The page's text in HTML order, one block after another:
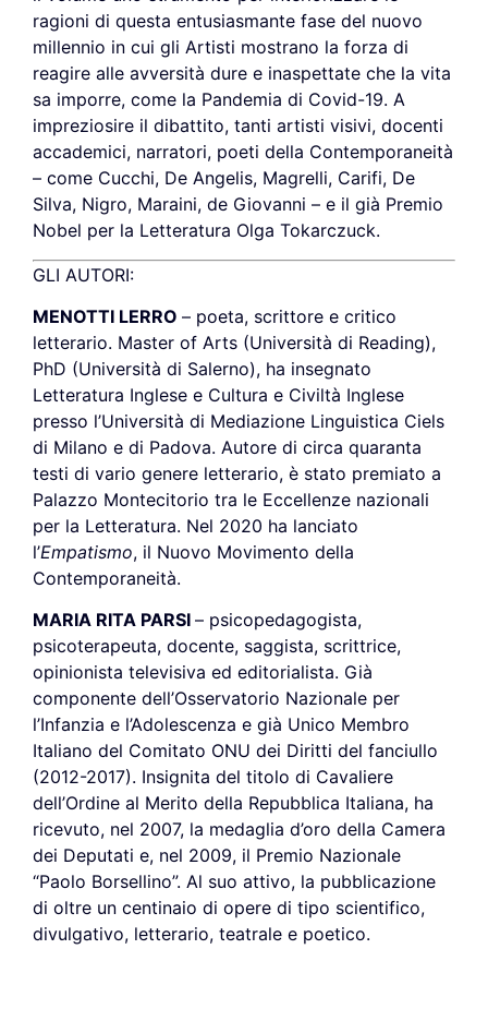
ragioni di questa entusiasmante fase del nuovo
millennio in cui gli Artisti mostrano la forza di
reagire alle avversità dure e inaspettate che la vita
sa imporre, come la Pandemia di Covid-19. A
impreziosire il dibattito, tanti artisti visivi, docenti
accademici, narratori, poeti della Contemporaneità
– come Cucchi, De Angelis, Magrelli, Carifi, De
Silva, Nigro, Maraini, de Giovanni – e il già Premio
Nobel per la Letteratura Olga Tokarczuck.
GLI AUTORI:
MENOTTI LERRO – poeta, scrittore e critico
letterario. Master of Arts (Università di Reading),
PhD (Università di Salerno), ha insegnato
Letteratura Inglese e Cultura e Civiltà Inglese
presso l’Università di Mediazione Linguistica Ciels
di Milano e di Padova. Autore di circa quaranta
testi di vario genere letterario, è stato premiato a
Palazzo Montecitorio tra le Eccellenze nazionali
per la Letteratura. Nel 2020 ha lanciato
l’Empatismo, il Nuovo Movimento della
Contemporaneità.
MARIA RITA PARSI – psicopedagogista,
psicoterapeuta, docente, saggista, scrittrice,
opinionista televisiva ed editorialista. Già
componente dell’Osservatorio Nazionale per
l’Infanzia e l’Adolescenza e già Unico Membro
Italiano del Comitato ONU dei Diritti del fanciullo
(2012-2017). Insignita del titolo di Cavaliere
dell’Ordine al Merito della Repubblica Italiana, ha
ricevuto, nel 2007, la medaglia d’oro della Camera
dei Deputati e, nel 2009, il Premio Nazionale
“Paolo Borsellino”. Al suo attivo, la pubblicazione
di oltre un centinaio di opere di tipo scientifico,
divulgativo, letterario, teatrale e poetico.